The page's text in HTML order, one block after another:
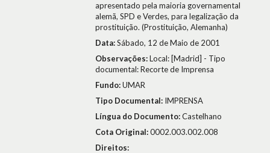
apresentado pela maioria governamental
alemã, SPD e Verdes, para legalização da
prostituição. (Prostituição, Alemanha)
Data:Sábado, 12 de Maio de 2001
Observações:Local: [Madrid] - Tipo
documental: Recorte de Imprensa
Fundo:UMAR
Tipo Documental: IMPRENSA
Língua do Documento:Castelhano
Cota Original:0002.003.002.008
Direitos: